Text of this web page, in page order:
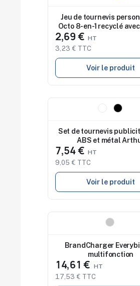
Jeu de tournevis
Octo 8-en-1 recyclé
2,69 €
3,23 € TTC
Voir le produit
Set de tournevis
ABS et métal
7,54 €
9,05 € TTC
Voir le produit
BrandCharger
multifonction
14,61 €
17,53 € TTC